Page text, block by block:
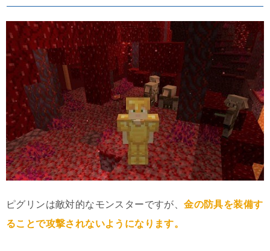
ピグリンは敵対的なモンスターですが、金の防具を装備す
ることで攻撃されないようになります。